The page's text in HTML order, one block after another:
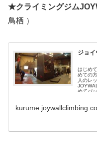
★クライミングジム
鳥栖 ）
ジョイ
はじめ
めての
人のレ
めてパッ